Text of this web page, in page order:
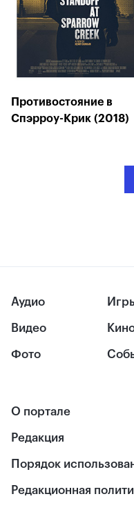
Противостояние в
Спэрроу-Крик (2018)
Аудио
Видео
Фото
О портале
Редакция
Порядок
Редакционная